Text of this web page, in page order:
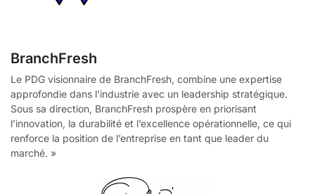
BranchFresh
Le PDG visionnaire de BranchFresh, combine une expertise
approfondie dans l’industrie avec un leadership stratégique.
Sous sa direction, BranchFresh prospère en priorisant
l’innovation, la durabilité et l’excellence opérationnelle, ce qui
renforce la position de l’entreprise en tant que leader du
marché. »